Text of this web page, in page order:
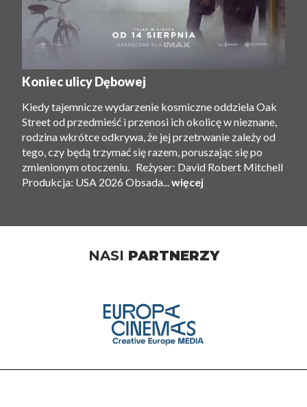
Koniec ulicy Dębowej
Kiedy tajemnicze wydarzenie kosmiczne oddziela Oak
Street od przedmieść i przenosi ich okolicę w nieznane,
rodzina wkrótce odkrywa, że ​​jej przetrwanie zależy od
tego, czy będą trzymać się razem, poruszając się po
zmienionym otoczeniu. Reżyser: David Robert Mitchell
Produkcja: USA 2026 Obsada... więcej
NASI PARTNERZY